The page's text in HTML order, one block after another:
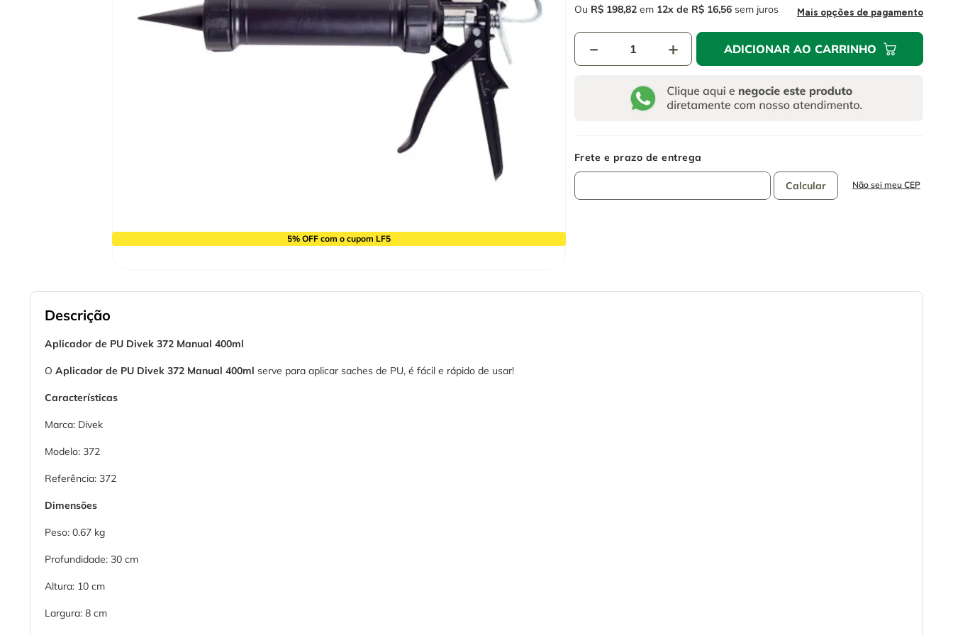
5% OFF com o cupom LF5
Ou R$ 198,82 em 12 R$ 16,56 sem juros Mais opções de pagamento
＋
－ ADICIONAR AO CARRINHO
Não sei meu CEP
Descrição
Aplicador de PU Divek 372 Manual 400ml
O Aplicador de PU Divek 372 Manual 400ml serve para aplicar saches de PU, é fácil e rápido de usar!
Características
Marca: Divek
Modelo: 372
Referência: 372
Dimensões
Peso: 0.67 kg
Profundidade: 30 cm
Altura: 10 cm
Largura: 8 cm